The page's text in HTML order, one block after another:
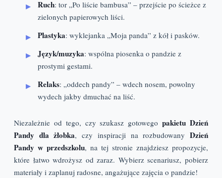
Ruch: tor „Po liście bambusa” – przejście po ścieżce z
zielonych papierowych liści.
Plastyka: wyklejanka „Moja panda” z kół i pasków.
Język/muzyka: wspólna piosenka o pandzie z
prostymi gestami.
Relaks: „oddech pandy” – wdech nosem, powolny
wydech jakby dmuchać na liść.
Niezależnie od tego, czy szukasz gotowegopakietu Dzień
Pandy dla żłobka, czy inspiracji na rozbudowanyDzień
Pandy w przedszkolu, na tej stronie znajdziesz propozycje,
które łatwo wdrożysz od zaraz. Wybierz scenariusz, pobierz
materiały i zaplanuj radosne, angażujące zajęcia o pandzie!